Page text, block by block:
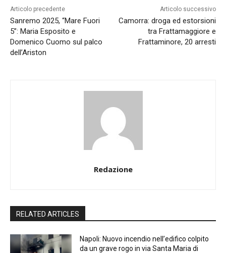
Articolo precedente
Sanremo 2025, “Mare Fuori
5”: Maria Esposito e
Domenico Cuomo sul palco
dell’Ariston
Articolo successivo
Camorra: droga ed estorsioni
tra Frattamaggiore e
Frattaminore, 20 arresti
Redazione
RELATED ARTICLES
Napoli: Nuovo incendio nell’edifico colpito
da un grave rogo in via Santa Maria di